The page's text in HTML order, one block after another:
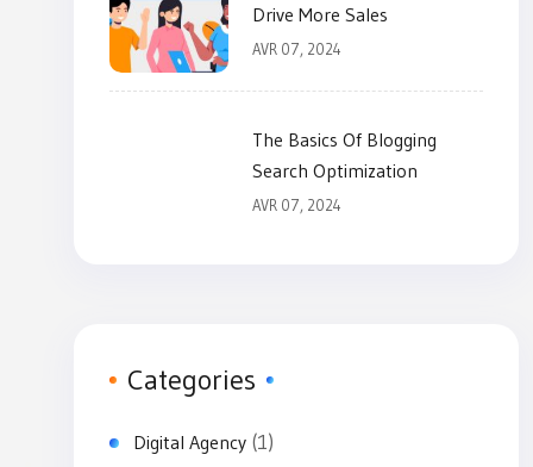
Drive More Sales
AVR 07, 2024
The Basics Of Blogging
Search Optimization
AVR 07, 2024
Categories
Digital Agency (1)